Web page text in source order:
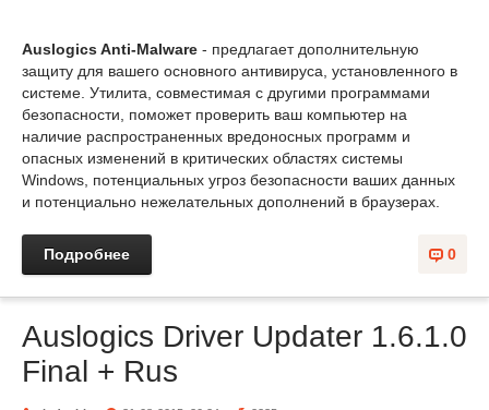
Auslogics Anti-Malware - предлагает дополнительную
защиту для вашего основного антивируса, установленного в
системе. Утилита, совместимая с другими программами
безопасности, поможет проверить ваш компьютер на
наличие распространенных вредоносных программ и
опасных изменений в критических областях системы
Windows, потенциальных угроз безопасности ваших данных
и потенциально нежелательных дополнений в браузерах.
0
Подробнее
Auslogics Driver Updater 1.6.1.0
Final + Rus